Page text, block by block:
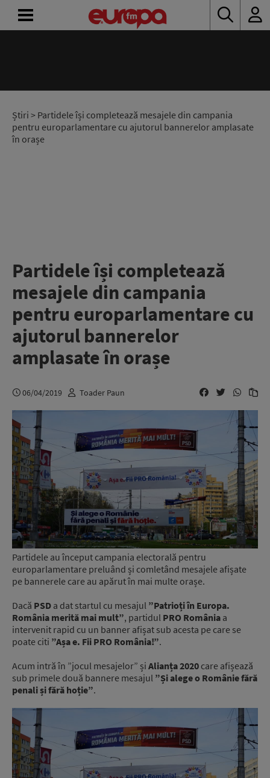
Știri > Partidele își completează mesajele din campania
pentru europarlamentare cu ajutorul bannerelor amplasate
în orașe
Partidele își completează
mesajele din campania
pentru europarlamentare cu
ajutorul bannerelor
amplasate în orașe
06/04/2019 Toader Paun
Partidele au început campania electorală pentru
europarlamentare preluând și comletând mesajele afișate
pe bannerele care au apărut în mai multe orașe.
Dacă PSD a dat startul cu mesajul ”Patrioți în Europa.
România merită mai mult”, partidul PRO România a
intervenit rapid cu un banner afișat sub acesta pe care se
poate citi ”Așa e. Fii PRO România!”.
Acum intră în ”jocul mesajelor” și Alianța 2020 care afișează
sub primele două bannere mesajul ”Și alege o Românie fără
penali și fără hoție”.
RADIO
CONCURSURI